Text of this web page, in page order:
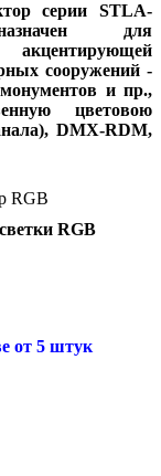
серии STLA-
для
акцентирующей
сооружений -
и пр.,
цветовою
DMX-RDM,
RGB
от 5 штук